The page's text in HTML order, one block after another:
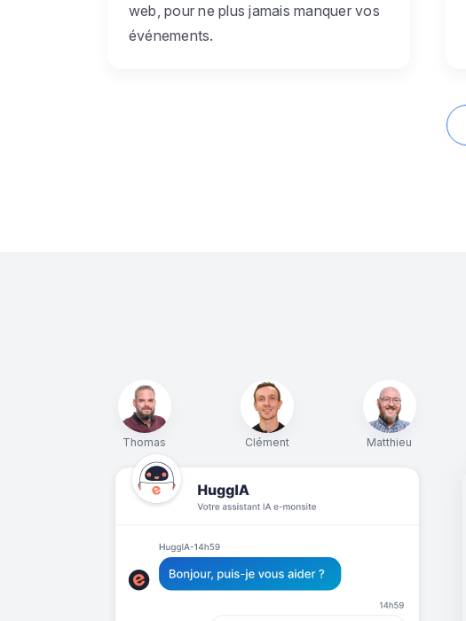
web, pour ne plus jamais manquer vos
événements.
Thomas Clément Matthieu